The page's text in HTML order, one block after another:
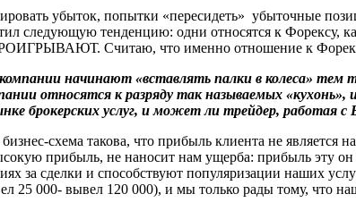
убыток, попытки «пересидеть» убыточные
следующую тенденцию: одни относятся к
Считаю, что именно отношение к
начинают «вставлять палки в колеса»
относятся к разряду так называемых
брокерских услуг, и может ли трейдер, работая
схема такова, что прибыль клиента не
прибыль, не наносит нам ущерба: прибыль эту
за сделки и способствуют популяризации наших
25 000- вывел 120 000), и мы только рады тому, что